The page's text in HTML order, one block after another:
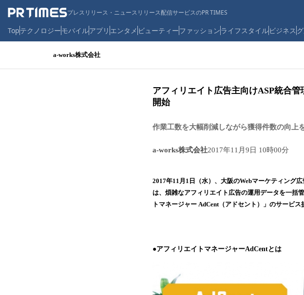
プレスリリース・ニュースリリース配信サービスのPR TIMES
Topテクノロジーモバイルアプリ エンタメ ビューティーファッションライフスタイルビジネス
a-works株式会社
アフィリエイト広告主向けASP統合
開始
作業工数を大幅削減しながら獲得件数の向上
a-works株式会社2017年11月9日 10時00分
2017年11月1日（水）、大阪のWebマーケティング
は、煩雑なアフィリエイト広告の運用データを一括
トマネージャー AdCent（アドセント）」のサービス
●アフィリエイトマネージャーAdCentとは